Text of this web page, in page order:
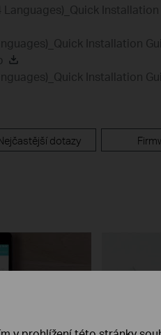
Installation
Installation
Installation
dotazy